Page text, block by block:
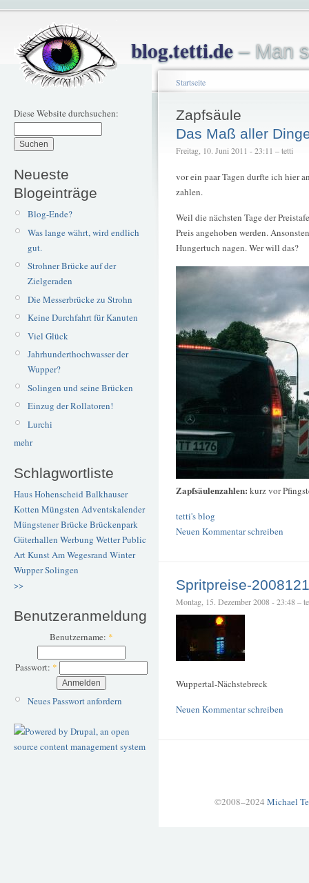
blog.tetti.de– Man
Diese Website durchsuchen:
Neueste
Blogeinträge
Blog-Ende?
Was lange währt, wird endlich
gut.
Strohner Brücke auf der
Zielgeraden
Die Messerbrücke zu Strohn
Keine Durchfahrt für Kanuten
Viel Glück
Jahrhunderthochwasser der
Wupper?
Solingen und seine Brücken
Einzug der Rollatoren!
Lurchi
mehr
Schlagwortliste
Haus Hohenscheid Balkhauser
Kotten Müngsten Adventskalender
Müngstener BrückeBrückenpark
Güterhallen Werbung WetterPublic
ArtKunstAm Wegesrand Winter
WupperSolingen
>>
Benutzeranmeldung
Benutzername: *
Passwort: *
Neues Passwort anfordern
Startseite
Zapfsäule
Das Maß aller
Freitag, 10. Juni 2011 - 23:11 – tetti
vor ein paar Tagen durfte ich hier
zahlen.
Weil die nächsten Tage der
Preis angehoben werden.
Hungertuch nagen. Wer will das?
Zapfsäulenzahlen: kurz vor
tetti's blog
Neuen Kommentar schreiben
Spritpreise-
Montag, 15. Dezember 2008 - 23:48 –
Wuppertal-Nächstebreck
Neuen Kommentar schreiben
©2008–2024 Michael